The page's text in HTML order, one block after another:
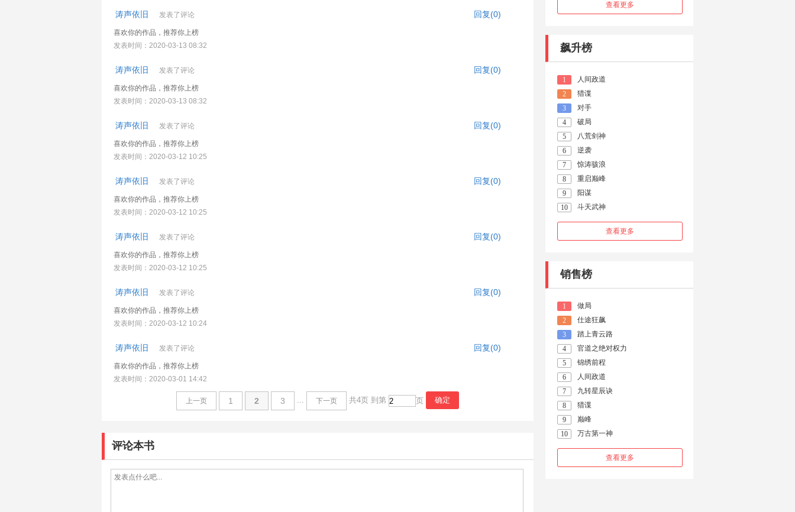
回复(0)
涛声依旧 发表了评论
喜欢你的作品，推荐你上榜
发表时间：2020-03-13 08:32
回复(0)
涛声依旧 发表了评论
喜欢你的作品，推荐你上榜
发表时间：2020-03-13 08:32
回复(0)
涛声依旧 发表了评论
喜欢你的作品，推荐你上榜
发表时间：2020-03-12 10:25
回复(0)
涛声依旧 发表了评论
喜欢你的作品，推荐你上榜
发表时间：2020-03-12 10:25
回复(0)
涛声依旧 发表了评论
喜欢你的作品，推荐你上榜
发表时间：2020-03-12 10:25
回复(0)
涛声依旧 发表了评论
喜欢你的作品，推荐你上榜
发表时间：2020-03-12 10:24
回复(0)
涛声依旧 发表了评论
喜欢你的作品，推荐你上榜
发表时间：2020-03-01 14:42
上一页 1 2 3 ... 下一页 共4页 到第 页
评论本书
查看更多
飙升榜
1
人间政道
2
猎谍
3
对手
4
破局
5
八荒剑神
6
逆袭
7
惊涛骇浪
8
重启巅峰
9
阳谋
10
斗天武神
查看更多
销售榜
1
做局
2
仕途狂飙
3
踏上青云路
4
官道之绝对权力
5
锦绣前程
6
人间政道
7
九转星辰诀
8
猎谍
9
巅峰
10
万古第一神
查看更多